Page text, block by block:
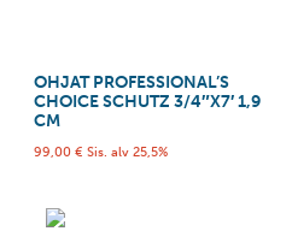
OHJAT PROFESSIONAL’S
CHOICE SCHUTZ 3/4″X7′ 1,9
CM
99,00 € Sis. alv 25,5%